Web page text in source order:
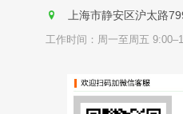
上海市静安区沪太路
工作时间：周一至周五